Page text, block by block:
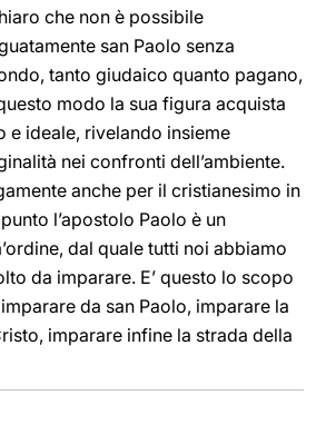
che non è possibile
san Paolo senza
tanto giudaico quanto pagano,
modo la sua figura acquista
e ideale, rivelando insieme
nei confronti dell’ambiente.
anche per il cristianesimo in
l’apostolo Paolo è un
dal quale tutti noi abbiamo
da imparare. E’ questo lo scopo
da san Paolo, imparare la
imparare infine la strada della